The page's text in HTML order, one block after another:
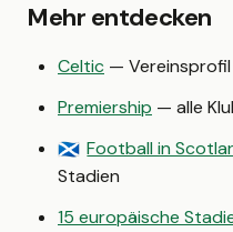
Mehr entdecken
Celtic — Vereinsprofil
Premiership — alle
🏴󠁧󠁢󠁳󠁣󠁴󠁿 Football in
Stadien
15 europäische